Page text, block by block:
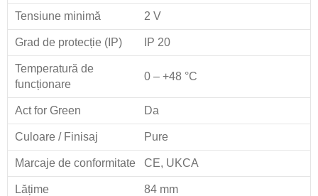
Tensiune minimă 2 V
Grad de protecție (IP) IP 20
Temperatură de
funcționare
0 – +48 °C
Act for Green Da
Culoare / Finisaj Pure
Marcaje de conformitate CE, UKCA
Lățime 84 mm